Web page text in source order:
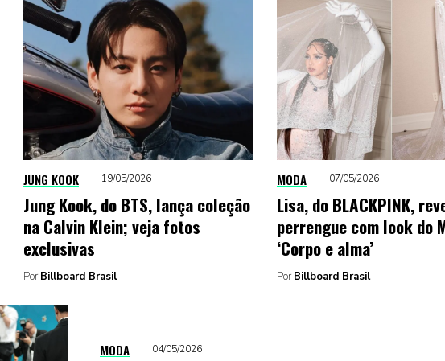
JUNG KOOK 19/05/2026
Jung Kook, do BTS, lança coleção
na Calvin Klein; veja fotos
exclusivas
Por Billboard Brasil
MODA 07/05/2026
Lisa, do BLACKPINK,
perrengue com look do
‘Corpo e alma’
Por Billboard Brasil
MODA 04/05/2026